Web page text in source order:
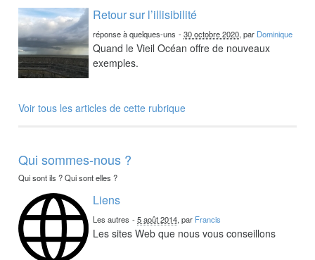
Retour sur l’illisibilité
réponse à quelques-uns -30 octobre 2020, par Dominique
Quand le Vieil Océan offre de nouveaux
exemples.
Voir tous les articles de cette rubrique
Qui sommes-nous ?
Qui sont ils ? Qui sont elles ?
Liens
Les autres -5 août 2014, par Francis
Les sites Web que nous vous conseillons